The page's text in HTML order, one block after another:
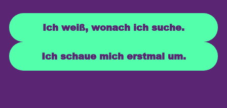
Ich weiß, wonach ich suche.
Ich schaue mich erstmal um.